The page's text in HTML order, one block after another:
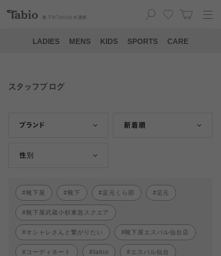
靴下の Tabio 公式通販
LADIES MENS KIDS SPORTS CARE
スタッフブログ
ブランド 新着順
性別
靴下屋 靴下 足元くら部 足元
靴下屋武蔵小杉東急スクエア
オシャレさんと繋がりたい 靴下屋エスパル仙台店
コーディネート tabio エスパル仙台